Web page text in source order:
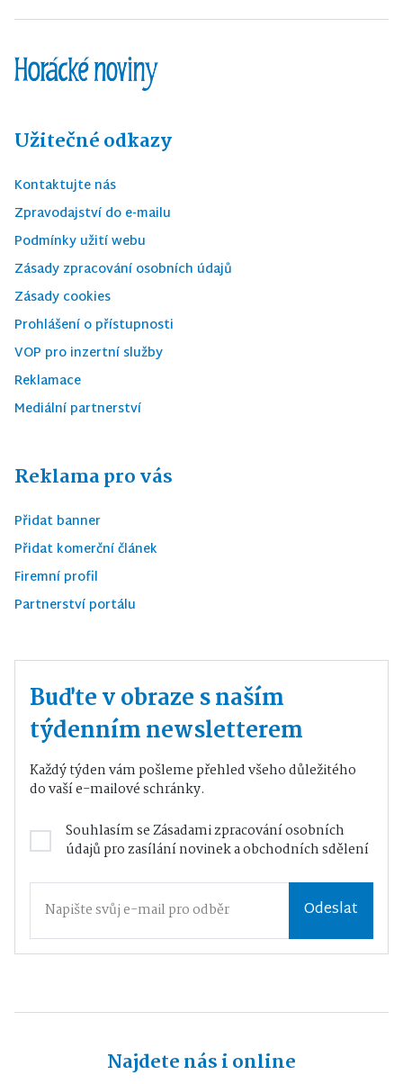
Užitečné odkazy
Kontaktujte nás
Zpravodajství do e-mailu
Podmínky užití webu
Zásady zpracování osobních údajů
Zásady cookies
Prohlášení o přístupnosti
VOP pro inzertní služby
Reklamace
Mediální partnerství
Reklama pro vás
Přidat banner
Přidat komerční článek
Firemní profil
Partnerství portálu
Buďte v obraze s naším
týdenním newsletterem
Každý týden vám pošleme přehled všeho důležitého
do vaší e-mailové schránky.
Souhlasím seZásadami zpracování osobních
údajůpro zasílání novinek a obchodních sdělení
Odeslat
Najdete nás i online